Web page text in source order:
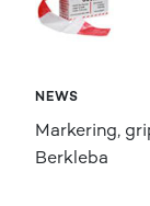
NEWS
Markering,
Berkleba